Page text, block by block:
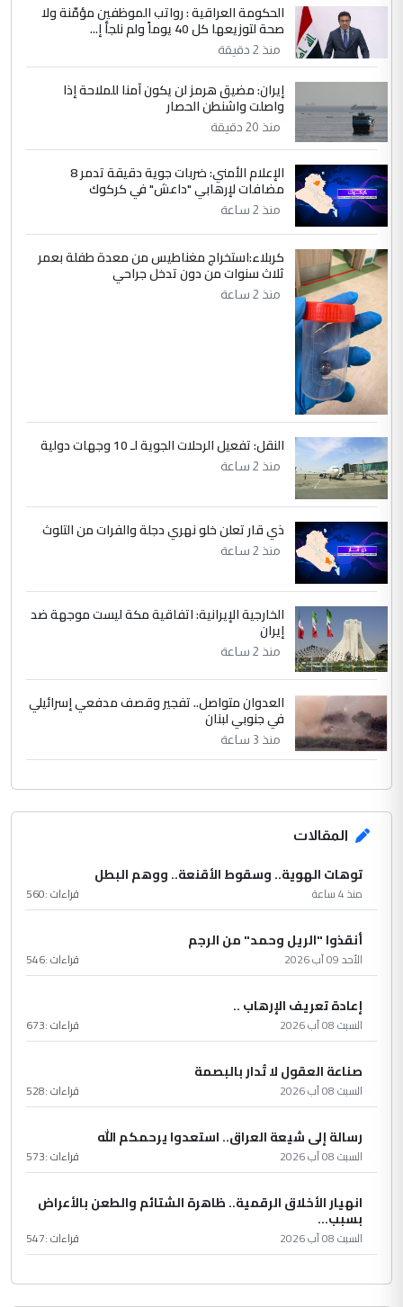
التعليق : صلاح مهدي حسن ...
الموضوع :
هيئة الحج تصدر قرارا يخص "لم الشمل"
وتعديل استمارة قرعة الحج
صلاح مهدي حسن
التعليق : صلاح مهدي حسن ...
الموضوع :
هيئة الحج تصدر قرارا يخص "لم الشمل"
وتعديل استمارة قرعة الحج
الحكومة العراقية : رواتب الموظفين مؤمّنة ولا
صحة لتوزيعها كل 40 يوماً ولم نلجأ إ...
منذ 2 دقيقة
إيران: مضيق هرمز لن يكون آمنا للملاحة إذا
واصلت واشنطن الحصار
منذ 20 دقيقة
الإعلام الأمني: ضربات جوية دقيقة تدمر 8
مضافات لإرهابي "داعش" في كركوك
منذ 2 ساعة
كربلاء:استخراج مغناطيس من معدة طفلة بعمر
ثلاث سنوات من دون تدخل جراحي
منذ 2 ساعة
النقل: تفعيل الرحلات الجوية لـ 10 وجهات دولية
منذ 2 ساعة
ذي قار تعلن خلو نهري دجلة والفرات من التلوث
منذ 2 ساعة
الخارجية الإيرانية: اتفاقية مكة ليست موجهة ضد
إيران
منذ 2 ساعة
العدوان متواصل.. تفجير وقصف مدفعي إسرائيلي
في جنوبي لبنان
منذ 3 ساعة
المقالات
توهات الهوية.. وسقوط الأقنعة.. ووهم البطل
منذ 4 ساعة قراءات :560
أنقذوا "الريل وحمد" من الرجم
الأحد 09 آب 2026 قراءات :546
إعادة تعريف الإرهاب ..
السبت 08 آب 2026 قراءات :673
صناعة العقول لا تُدار بالبصمة
السبت 08 آب 2026 قراءات :528
رسالة إلى شيعة العراق.. استعدوا يرحمكم الله
السبت 08 آب 2026 قراءات :573
انهيار الأخلاق الرقمية.. ظاهرة الشتائم والطعن بالأعراض
بسبب...
السبت 08 آب 2026 قراءات :547